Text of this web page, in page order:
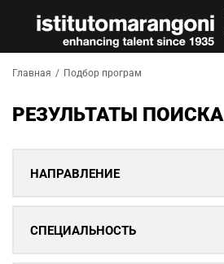
Главная / Подбор програм
РЕЗУЛЬТАТЫ ПОИСКА
НАПРАВЛЕНИЕ
СПЕЦИАЛЬНОСТЬ